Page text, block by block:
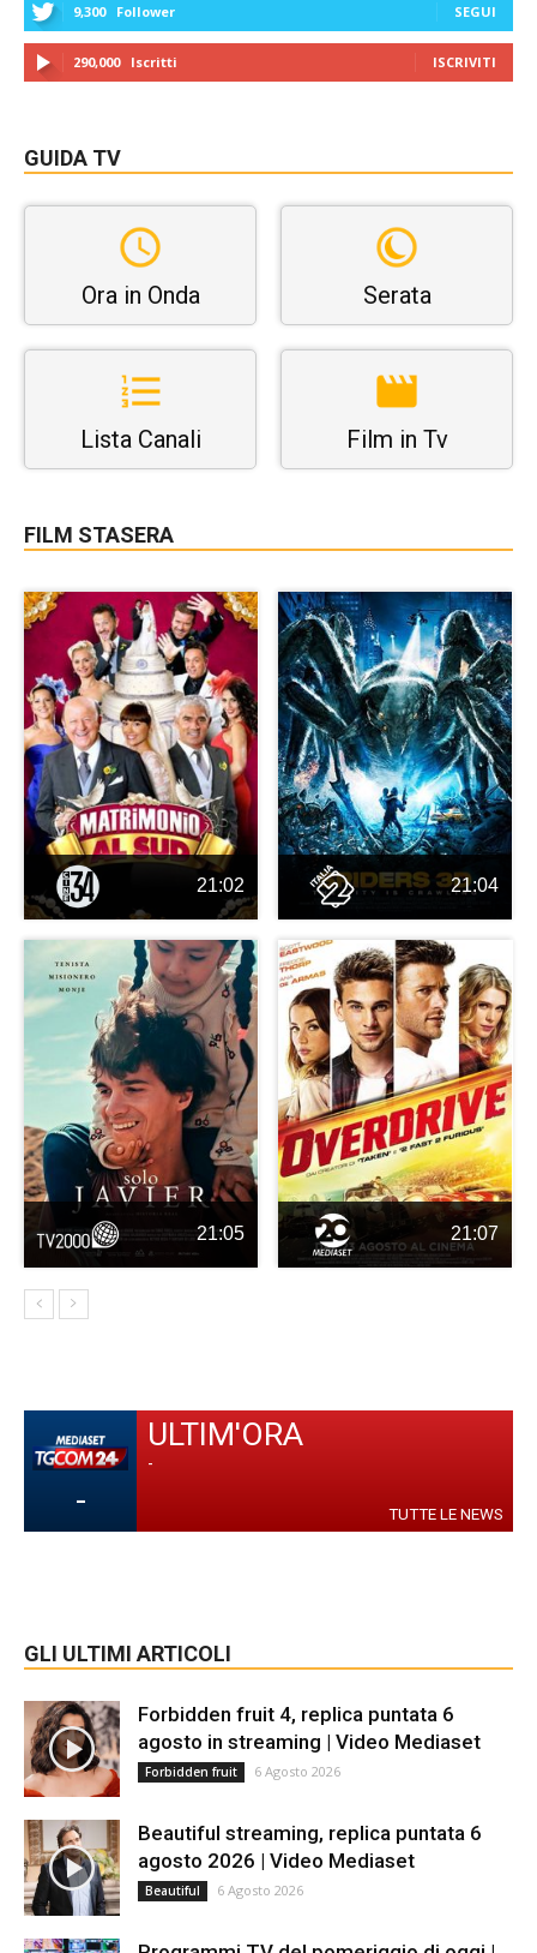
9,300 Follower SEGUI
290,000 Iscritti ISCRIVITI
GUIDA TV
Ora in Onda Serata
Lista Canali Film in Tv
FILM STASERA
21:02 21:04
21:05 21:07
-
ULTIM'ORA
-
TUTTE LE NEWS
GLI ULTIMI ARTICOLI
Forbidden fruit 4, replica puntata 6
agosto in streaming | Video Mediaset
Forbidden fruit 6 Agosto 2026
Beautiful streaming, replica puntata 6
agosto 2026 | Video Mediaset
Beautiful 6 Agosto 2026